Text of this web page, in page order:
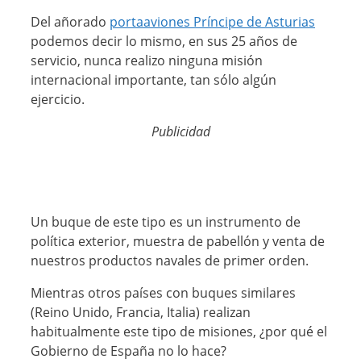
Del añorado portaaviones Príncipe de Asturias
podemos decir lo mismo, en sus 25 años de
servicio, nunca realizo ninguna misión
internacional importante, tan sólo algún
ejercicio.
Publicidad
Un buque de este tipo es un instrumento de
política exterior, muestra de pabellón y venta de
nuestros productos navales de primer orden.
Mientras otros países con buques similares
(Reino Unido, Francia, Italia) realizan
habitualmente este tipo de misiones, ¿por qué el
Gobierno de España no lo hace?